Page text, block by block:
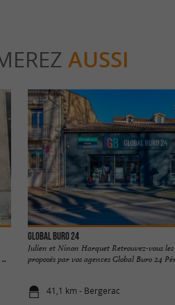
AUSSI
Global Buro 24
Julien et Ninon Harquet Retrouvez-vous les
proposés par vos agences Global Buro 24
41,1 km - Bergerac